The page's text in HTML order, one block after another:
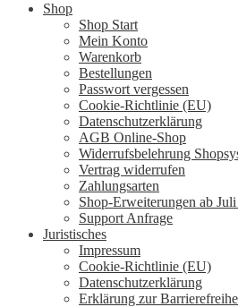
Shop
Shop Start
Mein Konto
Warenkorb
Bestellungen
Passwort vergessen
Cookie-Richtlinie (EU)
Datenschutzerklärung
AGB Online-Shop
Widerrufsbelehrung
Vertrag widerrufen
Zahlungsarten
Shop-Erweiterungen ab
Support Anfrage
Juristisches
Impressum
Cookie-Richtlinie (EU)
Datenschutzerklärung
Erklärung zur